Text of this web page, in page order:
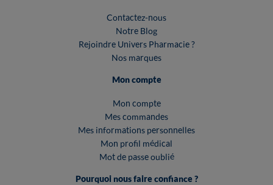
Contactez-nous
Notre Blog
Rejoindre Univers Pharmacie ?
Nos marques
Mon compte
Mon compte
Mes commandes
Mes informations personnelles
Mon profil médical
Mot de passe oublié
Pourquoi nous faire confiance ?